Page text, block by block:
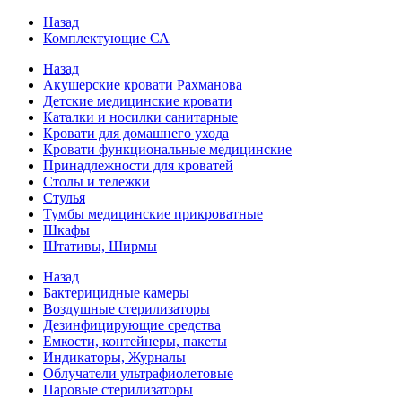
Назад
Комплектующие СА
Назад
Акушерские кровати Рахманова
Детские медицинские кровати
Каталки и носилки санитарные
Кровати для домашнего ухода
Кровати функциональные медицинские
Принадлежности для кроватей
Столы и тележки
Стулья
Тумбы медицинские прикроватные
Шкафы
Штативы, Ширмы
Назад
Бактерицидные камеры
Воздушные стерилизаторы
Дезинфицирующие средства
Емкости, контейнеры, пакеты
Индикаторы, Журналы
Облучатели ультрафиолетовые
Паровые стерилизаторы